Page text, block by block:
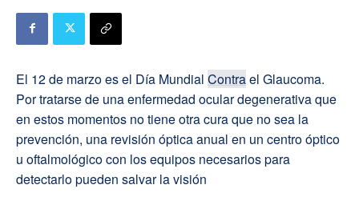
El 12 de marzo es el Día Mundial Contrael Glaucoma.
Por tratarse de una enfermedad ocular degenerativa que
en estos momentos no tiene otra cura que no sea la
prevención, una revisión óptica anual en un centro óptico
u oftalmológico con los equipos necesarios para
detectarlo pueden salvar la visión